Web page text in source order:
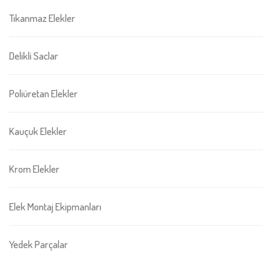
Tıkanmaz Elekler
Delikli Saclar
Poliüretan Elekler
Kauçuk Elekler
Krom Elekler
Elek Montaj Ekipmanları
Yedek Parçalar